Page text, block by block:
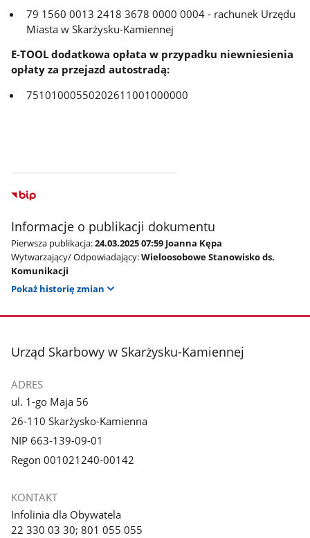
79 1560 0013 2418 3678 0000 0004 - rachunek Urzędu
Miasta w Skarżysku-Kamiennej
E-TOOL dodatkowa opłata w przypadku niewniesienia
opłaty za przejazd autostradą:
75101000550202611001000000
Informacje o publikacji dokumentu
Pierwsza publikacja:24.03.2025 07:59 Joanna Kępa
Wytwarzający/ Odpowiadający:Wieloosobowe Stanowisko ds.
Komunikacji
Pokaż historię zmian
stopka
Urząd Skarbowy w Skarżysku-Kamiennej
ADRES
ul. 1-go Maja 56
26-110 Skarżysko-Kamienna
NIP 663-139-09-01
Regon 001021240-00142
KONTAKT
Infolinia dla Obywatela
22 330 03 30; 801 055 055